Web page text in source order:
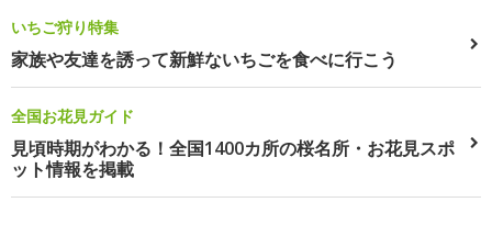
いちご狩り特集
家族や友達を誘って新鮮ないちごを食べに行こう
全国お花見ガイド
見頃時期がわかる！全国1400カ所の桜名所・お花見スポ
ット情報を掲載